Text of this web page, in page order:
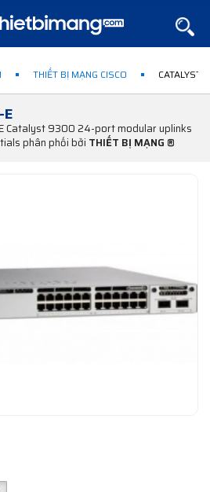
THIẾT BỊ MẠNG CISCO CATALYST
Catalyst 9300 24-port modular uplinks
phân phối bởi THIẾT BỊ MẠNG ®